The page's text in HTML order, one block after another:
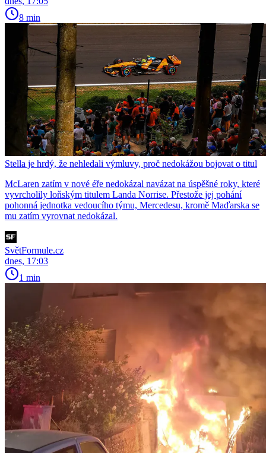
8 min
Stella je hrdý, že nehledali výmluvy, proč nedokážou bojovat o titul
McLaren zatím v nové éře nedokázal navázat na úspěšné roky, které
vyvrcholily loňským titulem Landa Norrise. Přestože jej pohání
pohonná jednotka vedoucího týmu, Mercedesu, kromě Maďarska se
mu zatím vyrovnat nedokázal.
SvětFormule.cz
dnes, 17:03
1 min